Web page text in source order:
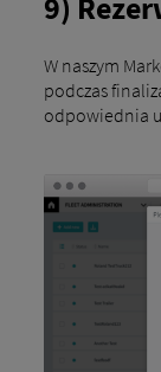
9)
W naszym
podczas
odpowiednia